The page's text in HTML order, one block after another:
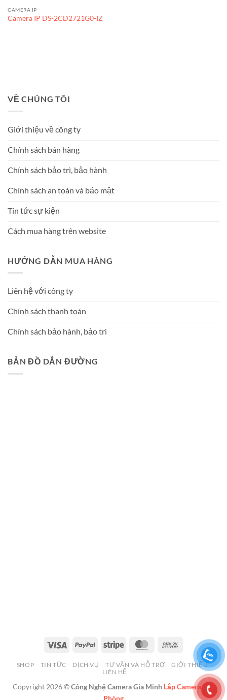
CAMERA IP
Camera IP DS-2CD2721G0-IZ
VỀ CHÚNG TÔI
Giới thiệu về công ty
Chính sách bán hàng
Chính sách bảo trì, bảo hành
Chính sách an toàn và bảo mật
Tin tức sự kiện
Cách mua hàng trên website
HƯỚNG DẪN MUA HÀNG
Liên hệ với công ty
Chính sách thanh toán
Chính sách bảo hành, bảo trì
BẢN ĐỒ DẪN ĐƯỜNG
Visa PayPal Stripe MasterCard
Delivery
SHOP TIN TỨC DỊCH VỤ TƯ VẤN VÀ HỖ TRỢ
GIỚI THIỆU
LIÊN HỆ
Copyright 2026 ©Công Nghệ Camera Gia Minh Lắp Camera Hải